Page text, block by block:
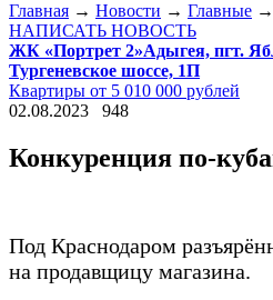
Главная → Новости → Главные →
НАПИСАТЬ НОВОСТЬ
ЖК «Портрет 2»Адыгея, пгт.
Тургеневское шоссе, 1П
Квартиры от 5 010 000 рублей
02.08.2023
948
Конкуренция по-
Под Краснодаром
на продавщицу магазина.